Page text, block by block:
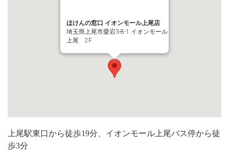
ほけんの窓口 イオンモール上尾店
埼玉県上尾市愛宕3-8-1 イオンモール
上尾 2F
上尾駅東口から徒歩19分、イオンモール上尾バス停から徒
歩3分